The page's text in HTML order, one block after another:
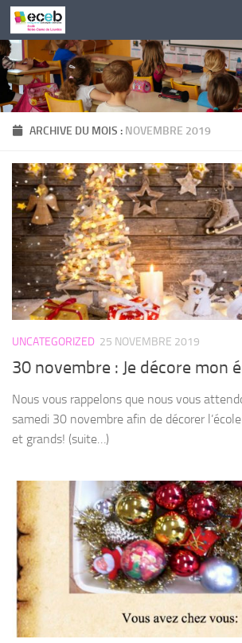
Skip to content
ARCHIVE DU MOIS : NOVEMBRE 2019
UNCATEGORIZED 25 NOVEMBRE 2019
30 novembre : Je décore mon
Nous vous rappelons que nous vous
samedi 30 novembre afin de décorer
et grands! (suite…)